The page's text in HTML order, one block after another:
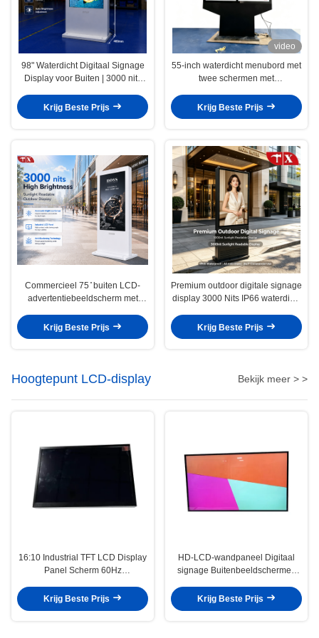
98" Waterdicht Digitaal Signage
Display voor Buiten | 3000 nits
Krijg Beste Prijs
video
55-inch waterdicht menubord met
twee schermen met
Oosten
Krijg Beste Prijs
Commercieel 75 ̊ buiten LCD-
advertentiebeeldscherm met
Krijg Beste Prijs
Premium outdoor digitale signage
display 3000 Nits IP66 waterdicht
Krijg Beste Prijs
Hoogtepunt LCD-display Bekijk meer > >
16:10 Industrial TFT LCD Display
Panel Scherm 60Hz
Krijg Beste Prijs
HD-LCD-wandpaneel Digitaal
signage Buitenbeeldschermen
Krijg Beste Prijs